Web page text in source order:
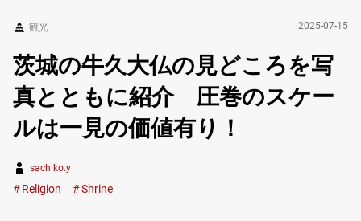
観光 2025-07-15
茨城の牛久大仏の見どころを写
真とともに紹介 圧巻のスケー
ルは一見の価値有り！
sachiko.y
Religion Shrine